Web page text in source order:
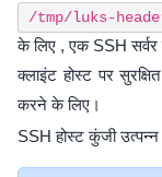
/tmp/luks-
के लिए , एक SSH सर्वर
क्लाइंट होस्ट पर
करने के लिए।
SSH होस्ट कुंजी